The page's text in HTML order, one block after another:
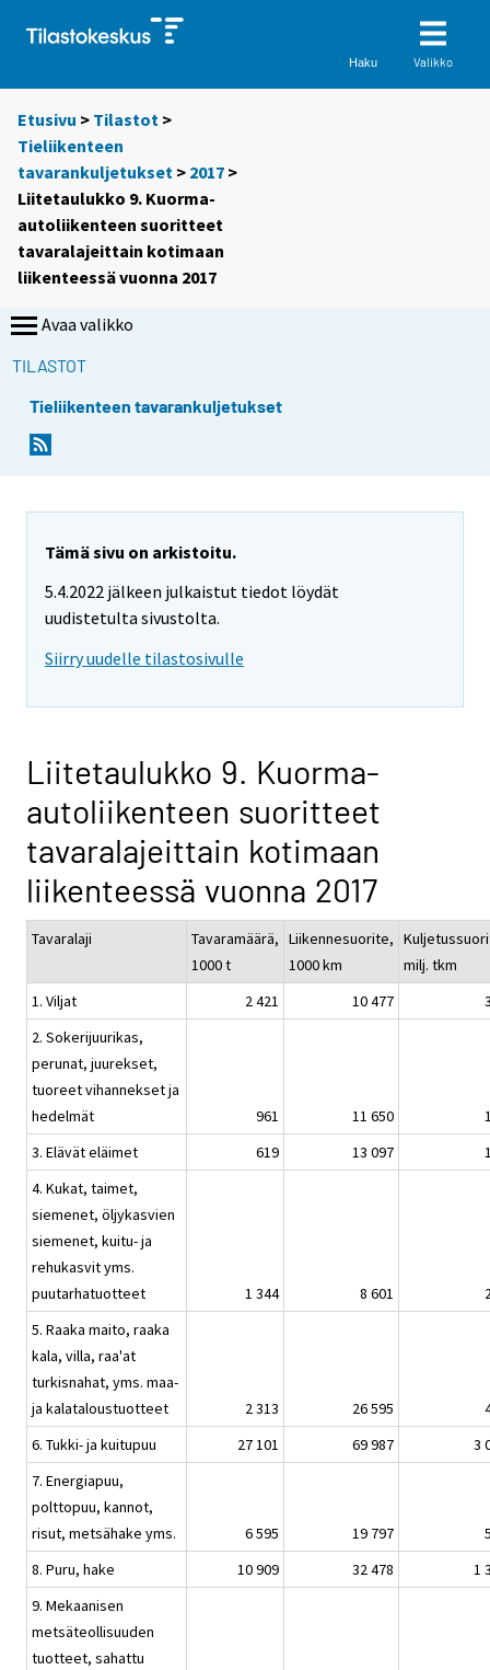
Haku Valikko
Etusivu > Tilastot >
Tieliikenteen
tavarankuljetukset > 2017 >
Liitetaulukko 9. Kuorma-
autoliikenteen suoritteet
tavaralajeittain kotimaan
liikenteessä vuonna 2017
Avaa valikko
TILASTOT
Tieliikenteen tavarankuljetukset
Tämä sivu on arkistoitu.
5.4.2022 jälkeen julkaistut tiedot löydät
uudistetulta sivustolta.
Siirry uudelle tilastosivulle
Liitetaulukko 9. Kuorma-
autoliikenteen suoritteet
tavaralajeittain kotimaan
liikenteessä vuonna 2017
Tavaralaji
Tavaramäärä,
1000 t
Liikennesuorite,
1000 km
milj. tkm
1. Viljat
2 421 10 477
2. Sokerijuurikas,
perunat, juurekset,
tuoreet vihannekset ja
hedelmät
961 11 650
3. Elävät eläimet
619 13 097
4. Kukat, taimet,
siemenet, öljykasvien
siemenet, kuitu- ja
rehukasvit yms.
puutarhatuotteet
1 344 8 601
5. Raaka maito, raaka
kala, villa, raa'at
turkisnahat, yms. maa-
ja kalataloustuotteet
2 313 26 595
6. Tukki- ja kuitupuu
27 101 69 987
3
7. Energiapuu,
polttopuu, kannot,
risut, metsähake yms.
6 595 19 797
8. Puru, hake
10 909 32 478
1
9. Mekaanisen
metsäteollisuuden
tuotteet, sahattu